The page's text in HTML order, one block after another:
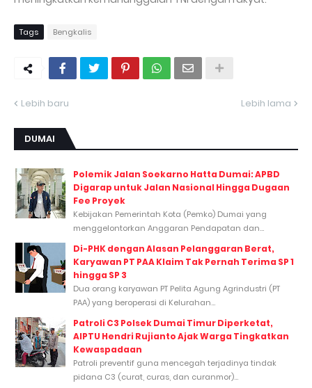
Tags Bengkalis
Lebih baru Lebih lama
DUMAI
Polemik Jalan Soekarno Hatta Dumai: APBD
Digarap untuk Jalan Nasional Hingga Dugaan
Fee Proyek
Kebijakan Pemerintah Kota (Pemko) Dumai yang
menggelontorkan Anggaran Pendapatan dan...
Di-PHK dengan Alasan Pelanggaran Berat,
Karyawan PT PAA Klaim Tak Pernah Terima SP 1
hingga SP 3
Dua orang karyawan PT Pelita Agung Agrindustri (PT
PAA) yang beroperasi di Kelurahan...
Patroli C3 Polsek Dumai Timur Diperketat,
AIPTU Hendri Rujianto Ajak Warga Tingkatkan
Kewaspadaan
Patroli preventif guna mencegah terjadinya tindak
pidana C3 (curat, curas, dan curanmor)...